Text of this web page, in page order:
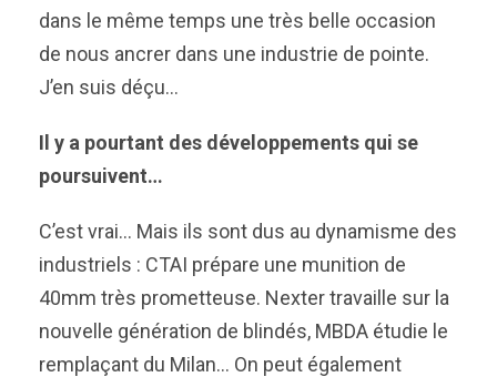
dans le même temps une très belle occasion
de nous ancrer dans une industrie de pointe.
J’en suis déçu…
Il y a pourtant des développements qui se
poursuivent…
C’est vrai… Mais ils sont dus au dynamisme des
industriels : CTAI prépare une munition de
40mm très prometteuse. Nexter travaille sur la
nouvelle génération de blindés, MBDA étudie le
remplaçant du Milan… On peut également